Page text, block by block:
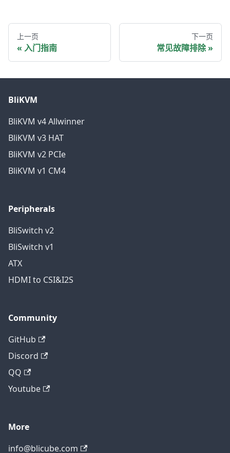
上一页
入门指南
下一页
常见故障排除
BliKVM
BliKVM v4 Allwinner
BliKVM v3 HAT
BliKVM v2 PCIe
BliKVM v1 CM4
Peripherals
BliSwitch v2
BliSwitch v1
ATX
HDMI to CSI&I2S
Community
GitHub
Discord
QQ
Youtube
More
info@blicube.com